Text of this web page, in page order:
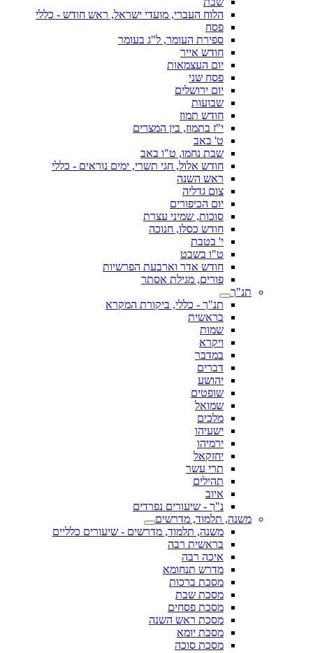
הלוח העברי, מועדי ישראל, ראש חודש - כללי
פסח
ספירת העומר, ל"ג בעומר
חודש אייר
יום העצמאות
פסח שני
יום ירושלים
שבועות
חודש תמוז
י"ז בתמוז, בין המצרים
ט' באב
שבת נחמו, ט"ו באב
חודש אלול, חגי תשרי, ימים נוראים - כללי
ראש השנה
צום גדליה
יום הכיפורים
סוכות, שמיני עצרת
חודש כסלו, חנוכה
י' בטבת
ט"ו בשבט
חודש אדר וארבעת הפרשיות
פורים, מגילת אסתר
תנ"ך
תנ"ך - כללי, ביקורת המקרא
בראשית
שמות
ויקרא
במדבר
דברים
יהושע
שופטים
שמואל
מלכים
ישעיהו
ירמיהו
יחזקאל
תרי עשר
תהילים
איוב
נ"ך - שיעורים נפרדים
משנה, תלמוד, מדרשים
משנה, תלמוד, מדרשים - שיעורים כלליים
בראשית רבה
איכה רבה
מדרש תנחומא
מסכת ברכות
מסכת שבת
מסכת פסחים
מסכת ראש השנה
מסכת יומא
מסכת סוכה